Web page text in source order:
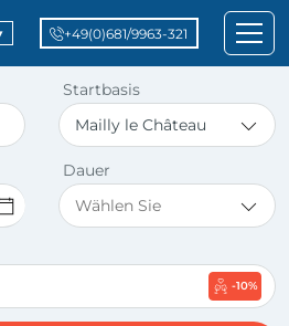
+49(0)681/9963-321
Startbasis
Dauer
-10%